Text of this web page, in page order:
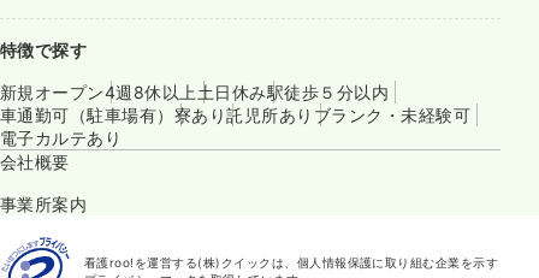
特徴で探す
新規オープン4週8休以上 土日休み駅徒歩５分以内
車通勤可（駐車場有） 寮あり託児所あり ブランク・未経験可
電子カルテあり
会社概要
事業所案内
看護roo!を運営する(株)クイックは、個人情報保護に取り組む企業を示す